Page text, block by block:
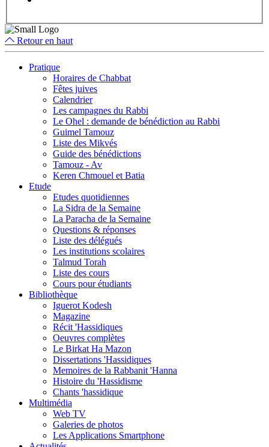
Retour en haut
Pratique
Horaires de Chabbat
Fêtes juives
Calendrier
Les campagnes du Rabbi
Le Ohel : demande de bénédiction au Rabbi
Guimel Tamouz
Liste des Mikvés
Guide des bénédictions
Tamouz - Av
Keren Chmouel et Batia
Etude
Etudes quotidiennes
La Sidra de la Semaine
La Paracha de la Semaine
Questions & réponses
Liste des délégués
Les institutions scolaires
Talmud Torah
Liste des cours
Cours pour étudiants
Bibliothèque
Iguerot Kodesh
Magazine
Récit 'Hassidiques
Oeuvres complètes
Le Birkat Ha Mazon
Dissertations 'Hassidiques
Memoires de la Rabbanit 'Hanna
Histoire du 'Hassidisme
Chants 'hassidique
Multimédia
Web TV
Galeries de photos
Les Applications Smartphone